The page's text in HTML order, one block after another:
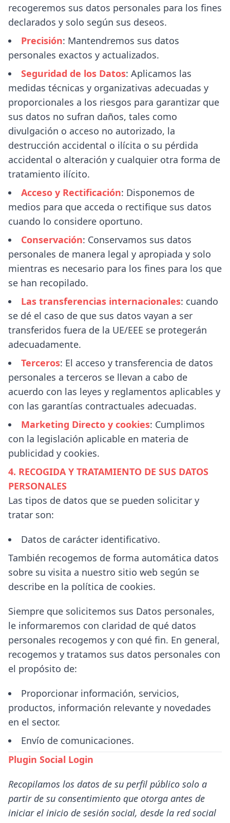
recogeremos sus datos personales para los fines
declarados y solo según sus deseos.
Precisión: Mantendremos sus datos
personales exactos y actualizados.
Seguridad de los Datos: Aplicamos las
medidas técnicas y organizativas adecuadas y
proporcionales a los riesgos para garantizar que
sus datos no sufran daños, tales como
divulgación o acceso no autorizado, la
destrucción accidental o ilícita o su pérdida
accidental o alteración y cualquier otra forma de
tratamiento ilícito.
Acceso y Rectificación: Disponemos de
medios para que acceda o rectifique sus datos
cuando lo considere oportuno.
Conservación: Conservamos sus datos
personales de manera legal y apropiada y solo
mientras es necesario para los fines para los que
se han recopilado.
Las transferencias internacionales: cuando
se dé el caso de que sus datos vayan a ser
transferidos fuera de la UE/EEE se protegerán
adecuadamente.
Terceros: El acceso y transferencia de datos
personales a terceros se llevan a cabo de
acuerdo con las leyes y reglamentos aplicables y
con las garantías contractuales adecuadas.
Marketing Directo y cookies: Cumplimos
con la legislación aplicable en materia de
publicidad y cookies.
4. RECOGIDA Y TRATAMIENTO DE SUS DATOS
PERSONALES
Las tipos de datos que se pueden solicitar y
tratar son:
Datos de carácter identificativo.
También recogemos de forma automática datos
sobre su visita a nuestro sitio web según se
describe en la política de cookies.
Siempre que solicitemos sus Datos personales,
le informaremos con claridad de qué datos
personales recogemos y con qué fin. En general,
recogemos y tratamos sus datos personales con
el propósito de:
Proporcionar información, servicios,
productos, información relevante y novedades
en el sector.
Envío de comunicaciones.
Plugin Social Login
Recopilamos los datos de su perfil público solo a
partir de su consentimiento que otorga antes de
iniciar el inicio de sesión social, desde la red social